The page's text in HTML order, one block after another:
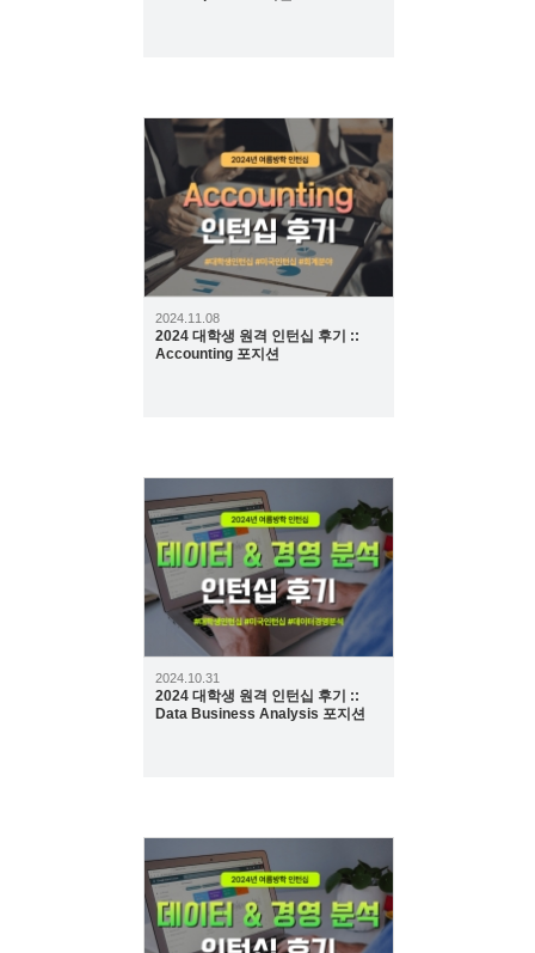
518
2024.11.08
2024 대학생 원격 인턴십 후기 ::
Accounting 포지션
502
2024.10.31
2024 대학생 원격 인턴십 후기 ::
Data Business Analysis 포지션
418